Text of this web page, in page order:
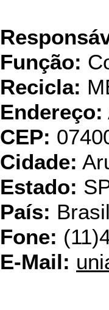
Função:
Recicla:
Endereço:
CEP:
Cidade:
Estado:
País: Brasil
Fone:
E-Mail: